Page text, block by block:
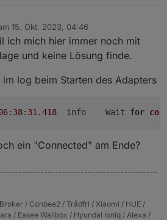
15. Okt. 2023, 04:46
von
ich mich hier immer noch mit
und keine Lösung finde.
log beim Starten des Adapters
: 38: 31.418
	info	Wait
for
ein "Connected" am Ende?
/ Conbee2 / Trådfri / Xiaomi / HUE /
/ Easee Wallbox / Hyundai Ioniq / Alexa /